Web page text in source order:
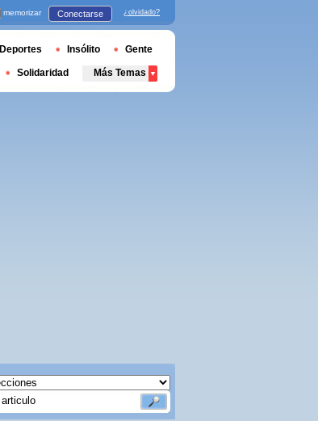
memorizar Conectarse ¿olvidado?
Deportes Insólito Gente
Solidaridad Más Temas